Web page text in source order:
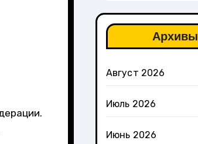
Архивы
Август 2026
Июль 2026
Июнь 2026